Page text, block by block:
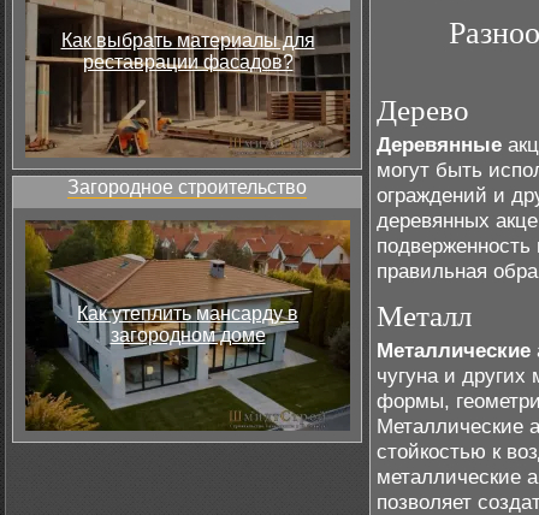
Как выбрать материалы для
реставрации фасадов?
Загородное строительство
Как утеплить мансарду в
загородном доме
Дерево
Деревянные
могут быть
ограждений и
деревянных
правильная
Металл
Металлические
чугуна и
формы,
Металлические
стойкостью к
металлические
позволяет